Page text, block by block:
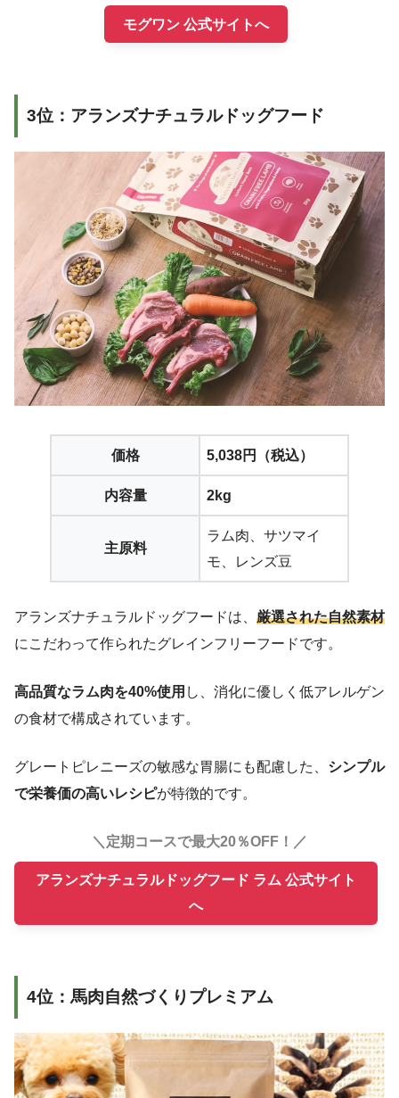
モグワン 公式サイトへ
3位：アランズナチュラルドッグフード
価格 5,038円（税込）
内容量 2kg
主原料
ラム肉、サツマイ
モ、レンズ豆
アランズナチュラルドッグフードは、 厳選された自然素材
にこだわって作られたグレインフリーフードです。
高品質なラム肉を40%使用 し、消化に優しく低アレルゲン
の食材で構成されています。
グレートピレニーズの敏感な胃腸にも配慮した、 シンプル
で栄養価の高いレシピが特徴的です。
＼定期コースで最大20％OFF！／
アランズナチュラルドッグフード ラム 公式サイト
へ
4位：馬肉自然づくりプレミアム